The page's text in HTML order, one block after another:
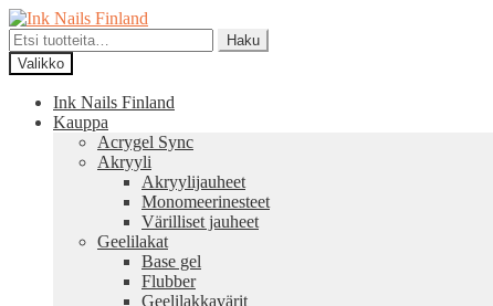
Siirry
navigointiin
Siirry
sisältöön
Etsi:
Haku
Valikko
Ink Nails Finland
Kauppa
Acrygel Sync
Akryyli
Akryylijauheet
Monomeerinesteet
Värilliset jauheet
Geelilakat
Base gel
Flubber
Geelilakkavärit